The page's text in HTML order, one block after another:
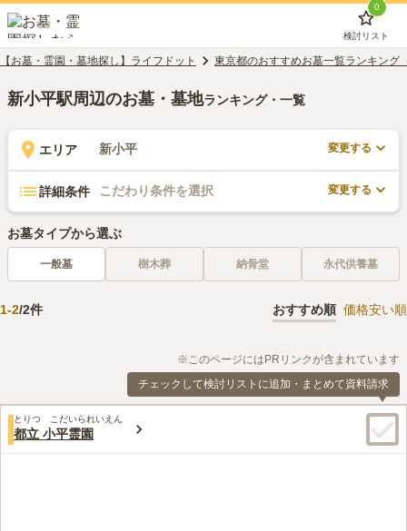
0
検討リスト
【お墓・霊園・墓地探し】ライフドット 東京都のおすすめお墓一覧ランキング
新小平駅周辺のお墓・墓地ランキング・一覧
エリア 新小平 変更する
詳細条件 こだわり条件を選択 変更する
お墓タイプから選ぶ
一般墓 樹木葬 納骨堂 永代供養墓
1-2/2件 おすすめ順 価格安い順
※このページにはPRリンクが含まれています
チェックして検討リストに追加・まとめて資料請求
とりつ こだいられいえん
都立 小平霊園